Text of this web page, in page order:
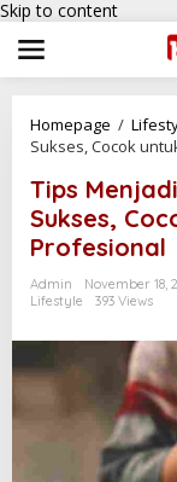
Skip to content
Homepage /
Sukses, Cocok
Tips
Sukses,
Profesional
Admin
November 18,
Lifestyle
393 Views